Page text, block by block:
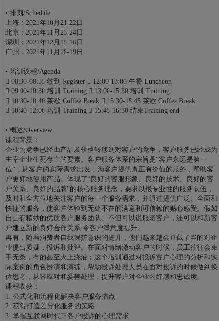
• 排期/Schedule
上海：2021年10月21-22日
北京：2021年11月23-24日
深圳：2021年12月15-16日
广州：2021年11月18-19日
• 培训议程/Agenda
 08:30-08:55 签到 Register  12:00-13:00 午餐 Luncheon
 09:00-10:30 培训 Training  13:00-15:30 培训 Training
 10:30-10:40 茶歇 Coffee Break  15:30-15:45 茶歇 Coffee Break
 10:40-12:00 培训 Training  15:45-16:30 结束Training end
• 概述/Overview
课程背景：
企业的竟争已经由产品及价格转移到对客户的竟争，客户服务已经成为
主宰企业生死存亡的要素。客户服务体系的宗旨是“客户永远是第一
位”，从客户的实际需求出发，为客户提供真正有价值的服务，帮助客
户更好地使用产品。体现了“良好的客服形象、良好的技术、良好的客
户关系、良好的品牌”的核心服务理念，要求以最专业性的服务队伍，
及时和全方位地关注客户的每一个服务需求，并通过提供广泛、全面和
快捷的服务，使客户体验到无处不在的满意和可信赖的贴心感受。假如
自己有精妙的优质客户服务团队、不但可以说服老客户，还可以和新客
户建立新的良好合作关系.令客户满意度提升。
再有，随着消费者自我保护意识的提升，他们越来越会直截了当的对企
业提出质疑，投诉和批评。在面对情绪激动客户的时候，员工往往会束
手无策，有的甚至火上浇油；这个培训通过对投诉客户心理的分析和实
际案例的角色扮演和演练，帮助投诉处理人员在面对投诉的时候做到换
位思考，从容应对和妥善处理，提升客户对企业的好感和忠诚度。
课程收获：
1.
公式化和流程化解决客户服务痛点
2. 获得打造差异化服务的策略
3. 掌握互联网时代下客户投诉的心理需求